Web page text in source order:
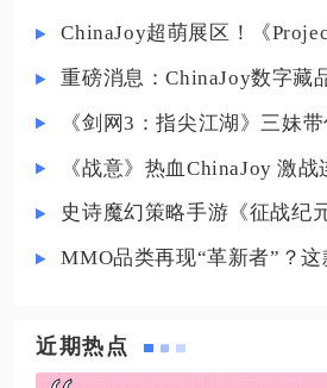
这类经过养成
用。素材填
规则，一星
星素材
《战意》热血ChinaJoy 激战
近期热点